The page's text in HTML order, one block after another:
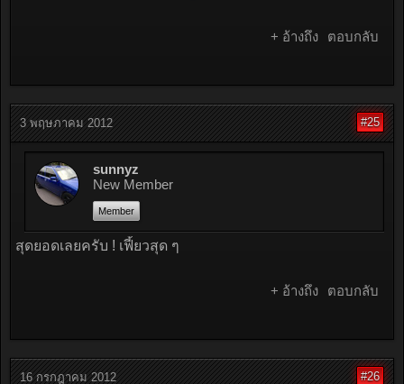
+ อ้างถึง ตอบกลับ
3 พฤษภาคม 2012 #25
sunnyz
New Member
Member
สุดยอดเลยครับ ! เฟี้ยวสุด ๆ
+ อ้างถึง ตอบกลับ
16 กรกฎาคม 2012 #26